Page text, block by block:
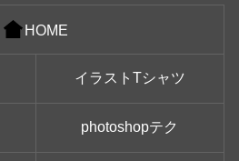
HOME
イラストTシャツ
photoshopテク